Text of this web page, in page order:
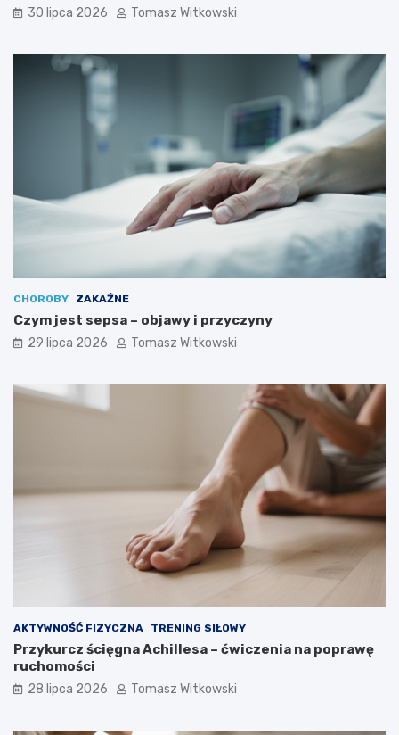
30 lipca 2026 Tomasz Witkowski
CHOROBY ZAKAŹNE
Czym jest sepsa – objawy i przyczyny
29 lipca 2026 Tomasz Witkowski
AKTYWNOŚĆ FIZYCZNA TRENING SIŁOWY
Przykurcz ścięgna Achillesa – ćwiczenia na poprawę
ruchomości
28 lipca 2026 Tomasz Witkowski